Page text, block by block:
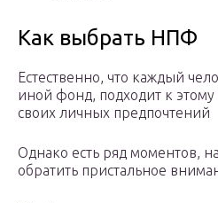
Как выбрать НПФ
Естественно, что каждый
иной фонд, подходит к этому
своих личных предпочтений
Однако есть ряд моментов,
обратить пристальное